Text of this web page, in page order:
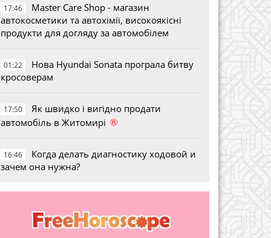
17:46
Master Care Shop - магазин
автокосметики та автохімії, високоякісні
продукти для догляду за автомобілем
01:22
Нова Hyundai Sonata програла битву
кросоверам
17:50
Як швидко і вигідно продати
автомобіль в Житомирі ®
16:46
Когда делать диагностику ходовой и
зачем она нужна?